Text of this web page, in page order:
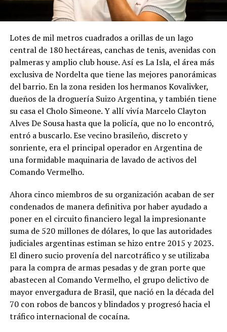
Lotes de mil metros cuadrados a orillas de un lago
central de 180 hectáreas, canchas de tenis, avenidas con
palmeras y amplio club house. Así es La Isla, el área más
exclusiva de Nordelta que tiene las mejores panorámicas
del barrio. En la zona residen los hermanos Kovalivker,
dueños de la droguería Suizo Argentina, y también tiene
su casa el Cholo Simeone. Y allí vivía Marcelo Clayton
Alves De Sousa hasta que la policía, que no lo encontró,
entró a buscarlo. Ese vecino brasileño, discreto y
sonriente, era el principal operador en Argentina de
una formidable maquinaria de lavado de activos del
Comando Vermelho.
Ahora cinco miembros de su organización acaban de ser
condenados de manera definitiva por haber ayudado a
poner en el circuito financiero legal la impresionante
suma de 520 millones de dólares, lo que las autoridades
judiciales argentinas estiman se hizo entre 2015 y 2023.
El dinero sucio provenía del narcotráfico y se utilizaba
para la compra de armas pesadas y de gran porte que
abastecen al Comando Vermelho, el grupo delictivo de
mayor envergadura de Brasil, que nació en la década del
70 con robos de bancos y blindados y progresó hacia el
tráfico internacional de cocaína.